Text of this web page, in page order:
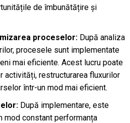
de îmbunătățire și
proceselor:După analiza
procesele sunt implementate
mai eficiente. Acest lucru poate
activități, restructurarea fluxurilor
într-un mod mai eficient.
După implementare, este
constant performanța